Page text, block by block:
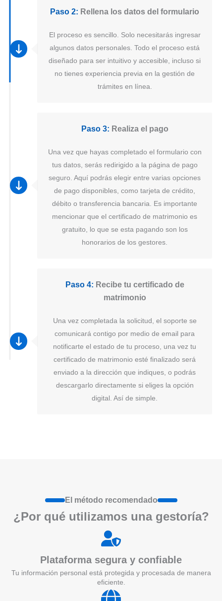
Paso 2: Rellena los datos del formulario
El proceso es sencillo. Solo necesitarás ingresar
algunos datos personales. Todo el proceso está
diseñado para ser intuitivo y accesible, incluso si
no tienes experiencia previa en la gestión de
trámites en línea.
Paso 3: Realiza el pago
Una vez que hayas completado el formulario con
tus datos, serás redirigido a la página de pago
seguro. Aquí podrás elegir entre varias opciones
de pago disponibles, como tarjeta de crédito,
débito o transferencia bancaria. Es importante
mencionar que el certificado de matrimonio es
gratuito, lo que se esta pagando son los
honorarios de los gestores.
Paso 4: Recibe tu certificado de
matrimonio
Una vez completada la solicitud, el soporte se
comunicará contigo por medio de email para
notificarte el estado de tu proceso, una vez tu
certificado de matrimonio esté finalizado será
enviado a la dirección que indiques, o podrás
descargarlo directamente si eliges la opción
digital. Así de simple.
El método recomendado
¿Por qué utilizamos una gestoría?
Plataforma segura y confiable
Tu información personal está protegida y procesada de manera
eficiente.